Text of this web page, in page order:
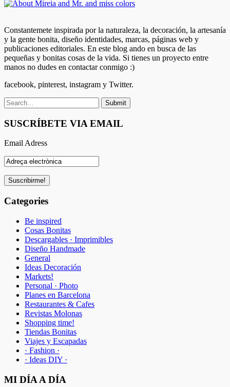
Constantemete inspirada por la naturaleza, la decoración, la artesanía
y la gente bonita, diseño identidades, marcas, páginas web y
publicaciones editoriales. En este blog ando en busca de las
pequeñas y bonitas cosas de la vida. Si tienes un proyecto entre
manos no dudes en contactar conmigo :)
facebook, pinterest, instagram y Twitter.
SUSCRÍBETE VIA EMAIL
Email Adress
Categories
Be inspired
Cosas Bonitas
Descargables · Imprimibles
Diseño Handmade
General
Ideas Decoración
Markets!
Personal · Photo
Planes en Barcelona
Restaurantes & Cafes
Revistas Molonas
Shopping time!
Tiendas Bonitas
Viajes y Escapadas
· Fashion ·
· Ideas DIY ·
MI DÍA A DÍA